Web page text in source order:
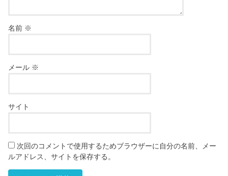
名前 ※
メール ※
サイト
次回のコメントで使用するためブラウザーに自分の名前、メー
ルアドレス、サイトを保存する。